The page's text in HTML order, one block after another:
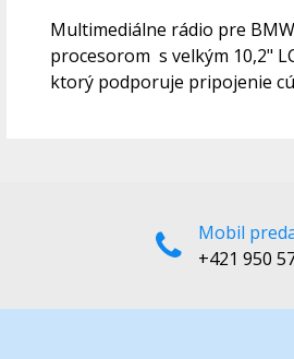
Multimediálne rádio pre BMW
procesorom s velkým 10,2"
ktorý podporuje pripojenie
Mobil
+421 950